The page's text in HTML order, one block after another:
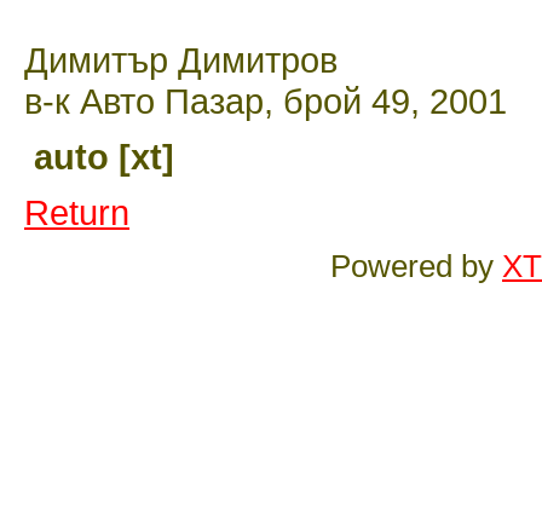
Димитър Димитров
в-к Авто Пазар, брой 49, 2001
auto [xt]
Return
Powered by